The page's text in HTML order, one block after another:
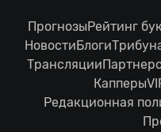
ПрогнозыРейтинг
НовостиБлоги
Трансляции
Капперы
Редакционная